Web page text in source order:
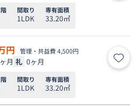
間取り
1LDK
専有面積
33.20㎡
円 管理・共益費 4,500円
月 礼 0ヶ月 お気
間取り
1LDK
専有面積
33.20㎡